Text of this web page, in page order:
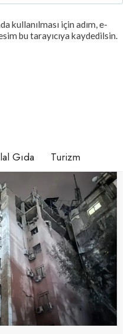
kullanılması için adım, e-
bu tarayıcıya kaydedilsin.
Gıda Turizm